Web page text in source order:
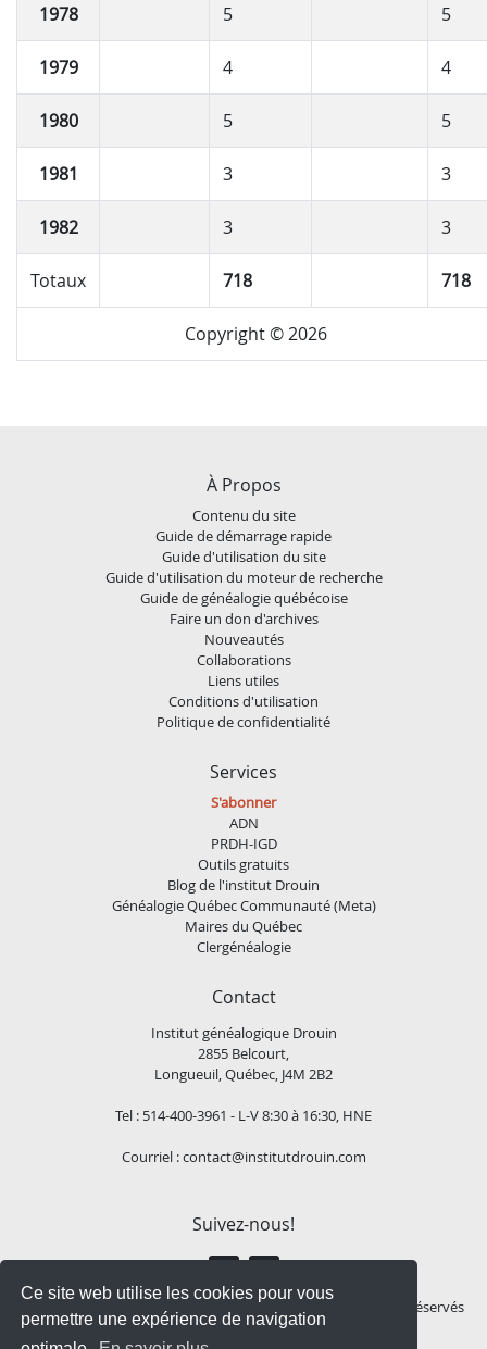
Ce site web utilise les cookies pour vous
permettre une expérience de navigation
1978 5 5
1979 4 4
1980 5 5
1981 3 3
1982 3 3
Totaux 718 718
Copyright © 2026
À Propos
Contenu du site
Guide de démarrage rapide
Guide d'utilisation du site
Guide d'utilisation du moteur de recherche
Guide de généalogie québécoise
Faire un don d'archives
Nouveautés
Collaborations
Liens utiles
Conditions d'utilisation
Politique de confidentialité
Services
S'abonner
ADN
PRDH-IGD
Outils gratuits
Blog de l'institut Drouin
Généalogie Québec Communauté (Meta)
Maires du Québec
Clergénéalogie
Contact
Institut généalogique Drouin
2855 Belcourt,
Longueuil, Québec, J4M 2B2
Tel : 514-400-3961 - L-V 8:30 à 16:30, HNE
Courriel :contact@institutdrouin.com
Suivez-nous!
2026 Institut généalogique Drouin, Tous droits réservés